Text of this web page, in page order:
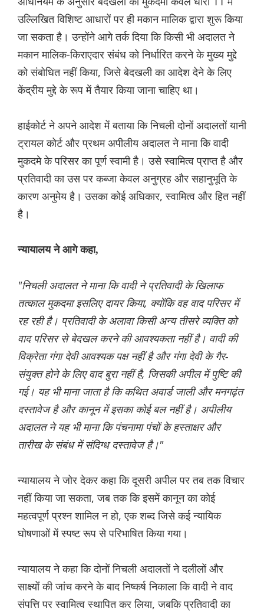
उल्लिखित विशिष्ट आधारों पर ही मकान मालिक द्वारा शुरू किया
जा सकता है। उन्होंने आगे तर्क दिया कि किसी भी अदालत ने
मकान मालिक-किराएदार संबंध को निर्धारित करने के मुख्य मुद्दे
को संबोधित नहीं किया, जिसे बेदखली का आदेश देने के लिए
केंद्रीय मुद्दे के रूप में तैयार किया जाना चाहिए था।
हाईकोर्ट ने अपने आदेश में बताया कि निचली दोनों अदालतों यानी
ट्रायल कोर्ट और प्रथम अपीलीय अदालत ने माना कि वादी
मुकदमे के परिसर का पूर्ण स्वामी है। उसे स्वामित्व प्राप्त है और
प्रतिवादी का उस पर कब्जा केवल अनुग्रह और सहानुभूति के
कारण अनुमेय है। उसका कोई अधिकार, स्वामित्व और हित नहीं
है।
न्यायालय ने आगे कहा,
"निचली अदालत ने माना कि वादी ने प्रतिवादी के खिलाफ
तत्काल मुकदमा इसलिए दायर किया, क्योंकि वह वाद परिसर में
रह रही है। प्रतिवादी के अलावा किसी अन्य तीसरे व्यक्ति को
वाद परिसर से बेदखल करने की आवश्यकता नहीं है। वादी की
विक्रेता गंगा देवी आवश्यक पक्ष नहीं है और गंगा देवी के गैर-
संयुक्त होने के लिए वाद बुरा नहीं है, जिसकी अपील में पुष्टि की
गई। यह भी माना जाता है कि कथित अवार्ड जाली और मनगढ़ंत
दस्तावेज है और कानून में इसका कोई बल नहीं है। अपीलीय
अदालत ने यह भी माना कि पंचनामा पंचों के हस्ताक्षर और
तारीख के संबंध में संदिग्ध दस्तावेज है।"
न्यायालय ने जोर देकर कहा कि दूसरी अपील पर तब तक विचार
नहीं किया जा सकता, जब तक कि इसमें कानून का कोई
महत्वपूर्ण प्रश्न शामिल न हो, एक शब्द जिसे कई न्यायिक
घोषणाओं में स्पष्ट रूप से परिभाषित किया गया।
न्यायालय ने कहा कि दोनों निचली अदालतों ने दलीलों और
साक्ष्यों की जांच करने के बाद निष्कर्ष निकाला कि वादी ने वाद
संपत्ति पर स्वामित्व स्थापित कर लिया, जबकि प्रतिवादी का